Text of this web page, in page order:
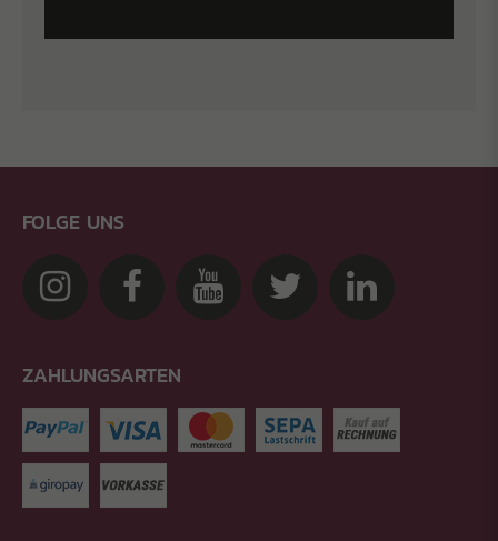
FOLGE UNS
ZAHLUNGSARTEN